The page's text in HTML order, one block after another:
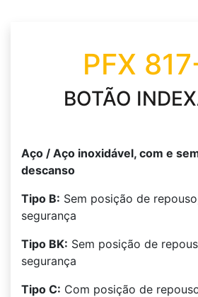
PFX
BOTÃO
Aço / Aço inoxidável, com e
descanso
Tipo B: Sem posição de
segurança
Tipo BK: Sem posição de
segurança
Tipo C: Com posição de